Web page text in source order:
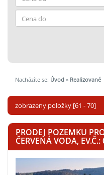
Nacházíte se: Úvod » Realizované
zobrazeny položky [61 - 70]
PRODEJ POZEMKU
ČERVENÁ VODA,